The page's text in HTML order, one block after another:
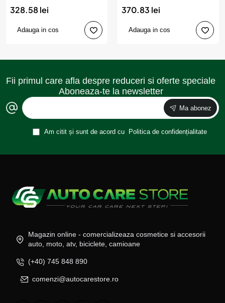
328.58 lei
Adauga in cos
370.83 lei
Adauga in cos
Fii primul care afla despre reduceri si oferte speciale
Aboneaza-te la newsletter
Ma abonez
Am citit și sunt de acord cu Politica de confidențialitate
Magazin online - comercializeaza cosmetice si accesorii
auto, moto, atv, biciclete, camioane
(+40) 745 848 890
comenzi@autocarestore.ro